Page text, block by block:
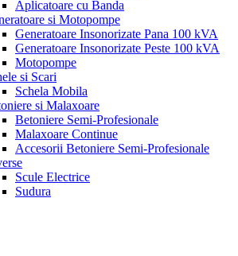
Aplicatoare cu Banda
si Motopompe
Generatoare Insonorizate Pana 100 kVA
Generatoare Insonorizate Peste 100 kVA
Motopompe
si Scari
Schela Mobila
si Malaxoare
Betoniere Semi-Profesionale
Malaxoare Continue
Accesorii Betoniere Semi-Profesionale
Scule Electrice
Sudura